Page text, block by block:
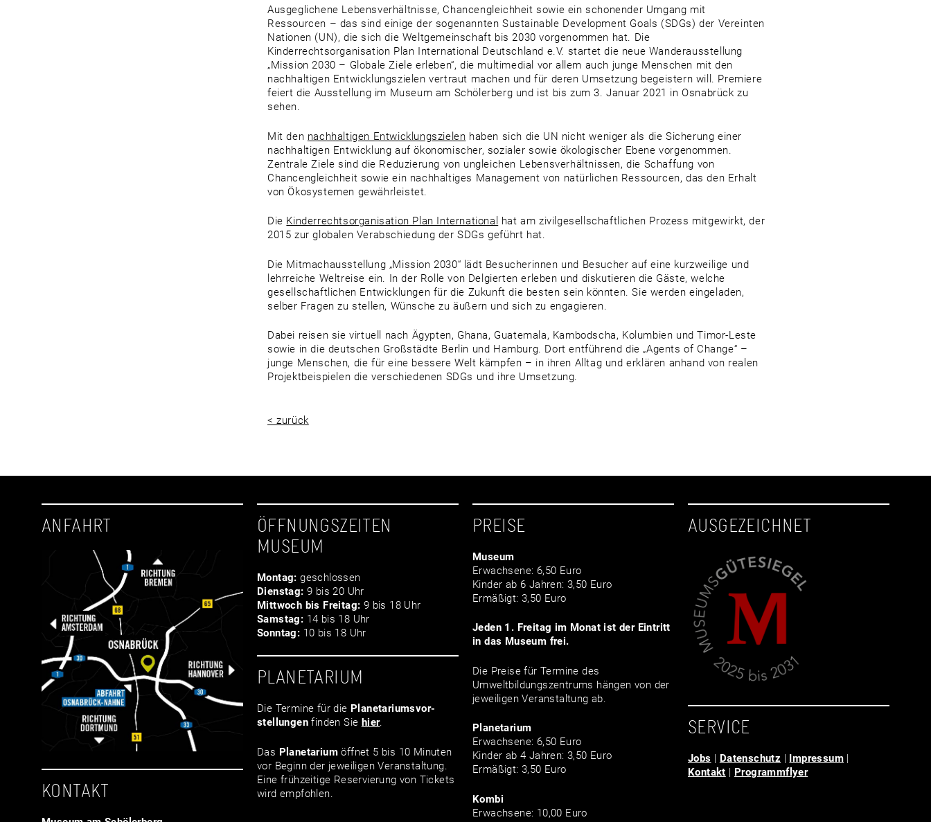
Ausgeglichene Lebensverhältnisse, Chancengleichheit sowie ein schonender Umgang mit
Ressourcen – das sind einige der sogenannten Sustainable Development Goals (SDGs) der Vereinten
Nationen (UN), die sich die Weltgemeinschaft bis 2030 vorgenommen hat. Die
Kinderrechtsorganisation Plan International Deutschland e.V. startet die neue Wanderausstellung
„Mission 2030 – Globale Ziele erleben“, die multimedial vor allem auch junge Menschen mit den
nachhaltigen Entwicklungszielen vertraut machen und für deren Umsetzung begeistern will. Premiere
feiert die Ausstellung im Museum am Schölerberg und ist bis zum 3. Januar 2021 in Osnabrück zu
sehen.
Mit den nachhaltigen Entwicklungszielen haben sich die UN nicht weniger als die Sicherung einer
nachhaltigen Entwicklung auf ökonomischer, sozialer sowie ökologischer Ebene vorgenommen.
Zentrale Ziele sind die Reduzierung von ungleichen Lebensverhältnissen, die Schaffung von
Chancengleichheit sowie ein nachhaltiges Management von natürlichen Ressourcen, das den Erhalt
von Ökosystemen gewährleistet.
Die Kinderrechtsorganisation Plan International
hat am zivilgesellschaftlichen Prozess mitgewirkt, der
2015 zur globalen Verabschiedung der SDGs geführt hat.
Die Mitmachausstellung „Mission 2030“ lädt Besucherinnen und Besucher auf eine kurzweilige und
lehrreiche Weltreise ein. In der Rolle von Delgierten erleben und diskutieren die Gäste, welche
gesellschaftlichen Entwicklungen für die Zukunft die besten sein könnten. Sie werden eingeladen,
selber Fragen zu stellen, Wünsche zu äußern und sich zu engagieren.
Dabei reisen sie virtuell nach Ägypten, Ghana, Guatemala, Kambodscha, Kolumbien und Timor-Leste
sowie in die deutschen Großstädte Berlin und Hamburg. Dort entführend die „Agents of Change“ –
junge Menschen, die für eine bessere Welt kämpfen – in ihren Alltag und erklären anhand von realen
Projektbeispielen die verschiedenen SDGs und ihre Umsetzung.
< zurück
ANFAHRT
KONTAKT
ÖFFNUNGSZEITEN
MUSEUM
Montag: geschlossen
Dienstag: 9 bis 20 Uhr
Mittwoch bis Freitag: 9 bis 18 Uhr
Samstag: 14 bis 18 Uhr
Sonntag: 10 bis 18 Uhr
PLANETARIUM
Die Termine für die Planetariumsvor­
stellungen finden Sie hier.
Das Planetarium öffnet 5 bis 10 Minuten
vor Beginn der jeweiligen Veranstaltung.
Eine frühzeitige Reservierung von Tickets
wird empfohlen.
PREISE
Museum
Erwachsene: 6,50 Euro
Kinder ab 6 Jahren: 3,50 Euro
Ermäßigt: 3,50 Euro
Jeden 1. Freitag im Monat ist der Eintritt
in das Museum frei.
Die Preise für Termine des
Umweltbildungszentrums hängen von der
jeweiligen Veranstaltung ab.
Planetarium
Erwachsene: 6,50 Euro
Kinder ab 4 Jahren: 3,50 Euro
Ermäßigt: 3,50 Euro
Kombi
Erwachsene: 10,00 Euro
AUSGEZEICHNET
SERVICE
Jobs Datenschutz Impressum
Kontakt
Programmflyer